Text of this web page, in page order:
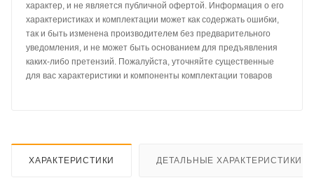
характер, и не является публичной офертой. Информация о его
характеристиках и комплектации может как содержать ошибки,
так и быть изменена производителем без предварительного
уведомления, и не может быть основанием для предъявления
каких-либо претензий. Пожалуйста, уточняйте существенные
для вас характеристики и компоненты комплектации товаров
ХАРАКТЕРИСТИКИ ДЕТАЛЬНЫЕ ХАРАКТЕРИСТИКИ